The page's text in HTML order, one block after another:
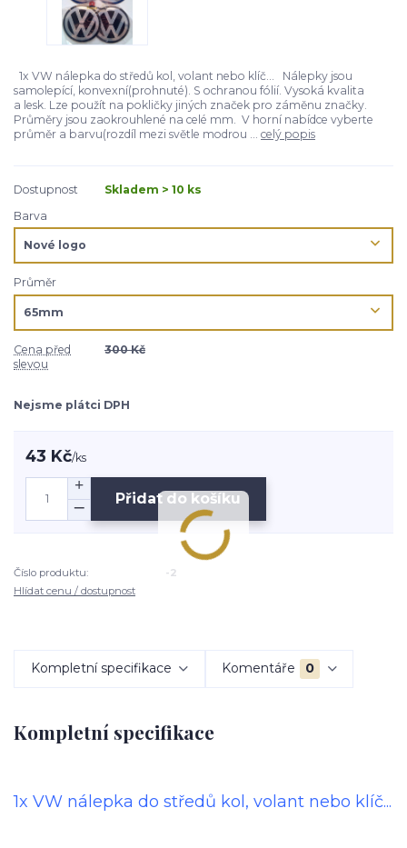
1x VW nálepka do středů kol, volant nebo klíč... Nálepky jsou
samolepící, konvexní(prohnuté). S ochranou fólií. Vysoká kvalita
a lesk. Lze použít na pokličky jiných značek pro záměnu značky.
Průměry jsou zaokrouhlené na celé mm. V horní nabídce vyberte
průměr a barvu(rozdíl mezi světle modrou ... celý popis
Dostupnost
Skladem > 10 ks
Barva
Průměr
Cena před
slevou
300 Kč
Nejsme plátci DPH
43 Kč/ks
Přidat do košíku
Číslo produktu:
-2
Hlídat cenu / dostupnost
Kompletní specifikace Komentáře 0
Kompletní specifikace
1x VW nálepka do středů kol, volant nebo klíč...